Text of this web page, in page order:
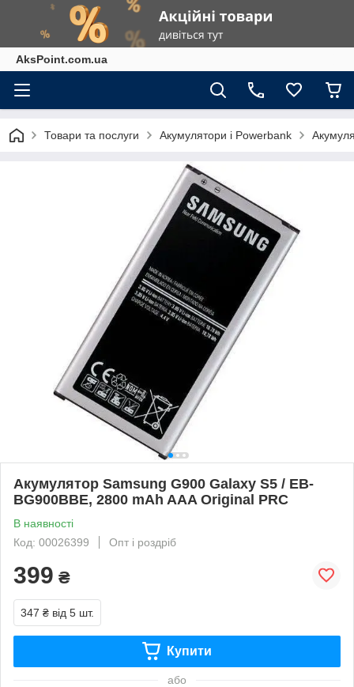
AksPoint.com.ua
Товари та послуги Акумулятори і Powerbank
Акумулятор Samsung G900 Galaxy S5 / EB-
BG900BBE, 2800 mAh AAA Original PRC
В наявності
Код: 00026399
Опт і роздріб
399 ₴
347 ₴ від 5 шт.
Купити
або